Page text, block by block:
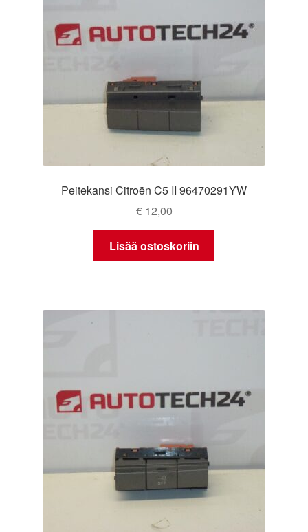
Peitekansi Citroën C5 II 96470291YW
€12,00
Lisää ostoskoriin